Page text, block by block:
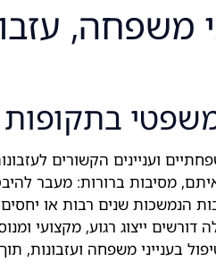
משפחה,
משפטי
ועניינים הקשורים
מסיבות ברורות: מעבר
הנמשכות שנים רבות או
דורשים ייצוג רגוע, מקצועי
בענייני משפחה ועזבונות,